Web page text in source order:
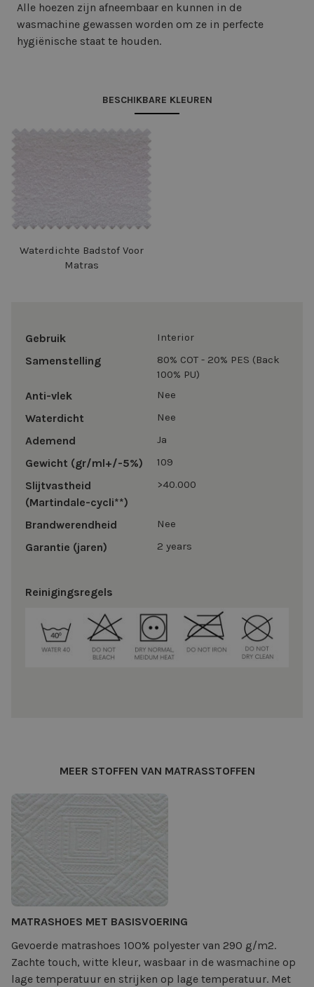
Alle hoezen zijn afneembaar en kunnen in de
wasmachine gewassen worden om ze in perfecte
hygiënische staat te houden.
BESCHIKBARE KLEUREN
Waterdichte Badstof Voor
Matras
Gebruik Interior
Samenstelling
80% COT - 20% PES (Back
100% PU)
Anti-vlek Nee
Waterdicht Nee
Ademend Ja
Gewicht (gr/ml+/-5%) 109
Slijtvastheid
(Martindale-cycli**)
>40.000
Brandwerendheid Nee
Garantie (jaren) 2 years
Reinigingsregels
MEER STOFFEN VAN MATRASSTOFFEN
MATRASHOES MET BASISVOERING
Gevoerde matrashoes 100% polyester van 290 g/m2.
Zachte touch, witte kleur, wasbaar in de wasmachine op
lage temperatuur en strijken op lage temperatuur. Met